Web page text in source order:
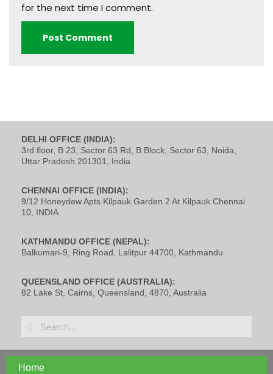
for the next time I comment.
DELHI OFFICE (INDIA):
3rd floor, B 23, Sector 63 Rd, B Block, Sector 63, Noida,
Uttar Pradesh 201301, India
CHENNAI OFFICE (INDIA):
9/12 Honeydew Apts Kilpauk Garden 2 At Kilpauk Chennai
10, INDIA
KATHMANDU OFFICE (NEPAL):
Balkumari-9, Ring Road, Lalitpur 44700, Kathmandu
QUEENSLAND OFFICE (AUSTRALIA):
82 Lake St, Cairns, Queensland, 4870, Australia
Home